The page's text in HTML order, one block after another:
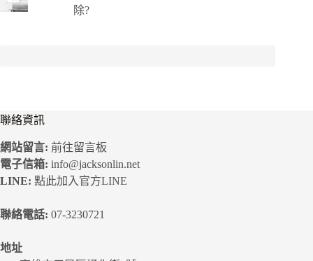
除?
聯絡資訊
網站留言: 前往留言板
電子信箱: info@jacksonlin.net
LINE: 點此加入官方LINE
聯絡電話: 07-3230721
地址